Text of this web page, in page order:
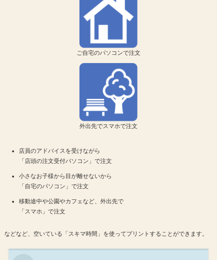
ご自宅のパソコンで注文
外出先でスマホで注文
店員のアドバイスを受けながら
「店頭の注文受付パソコン」で注文
小さなお子様から目が離せないから
「自宅のパソコン」で注文
移動途中や公園やカフェなど、外出先で
「スマホ」で注文
などなど、空いている「スキマ時間」を使ってプリントすることができます。